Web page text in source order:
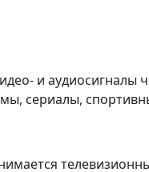
и
сериалы,